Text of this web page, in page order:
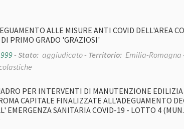
ALLE MISURE ANTI COVID DELL'AREA
PRIMO GRADO 'GRAZIOSI'
- Stato: aggiudicato - Territorio: Emilia-Romagna
PER INTERVENTI DI MANUTENZIONE
CAPITALE FINALIZZATE ALL'ADEGUAMENTO
EMERGENZA SANITARIA COVID-19 - LOTTO 4